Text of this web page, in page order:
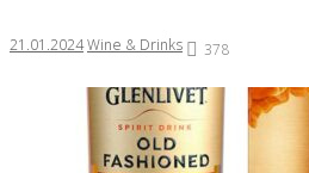
21.01.2024Wine & Drinks 378